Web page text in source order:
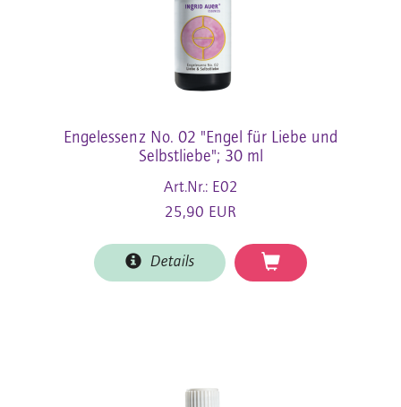
Engelessenz No. 02 "Engel für Liebe und
Selbstliebe"; 30 ml
Art.Nr.: E02
25,90 EUR
Details